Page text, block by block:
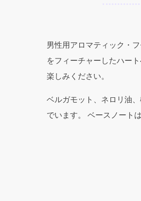
男性用アロマティック・
をフィーチャーしたハー
楽しみください。
ベルガモット、ネロリ油
でいます。 ベースノート